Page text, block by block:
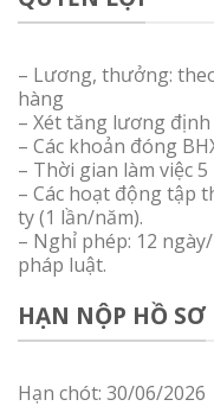
– Lương, thưởng:
hàng
– Xét tăng lương
– Các khoản đóng
– Thời gian làm việc
– Các hoạt động tập
ty (1 lần/năm).
– Nghỉ phép: 12
pháp luật.
HẠN NỘP HỒ SƠ
Hạn chót: 30/06/2026